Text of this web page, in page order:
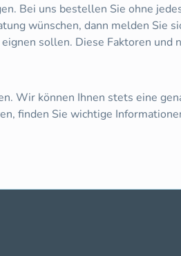
Bei uns bestellen Sie ohne
wünschen, dann melden Sie
sollen. Diese Faktoren und
Wir können Ihnen stets eine
finden Sie wichtige